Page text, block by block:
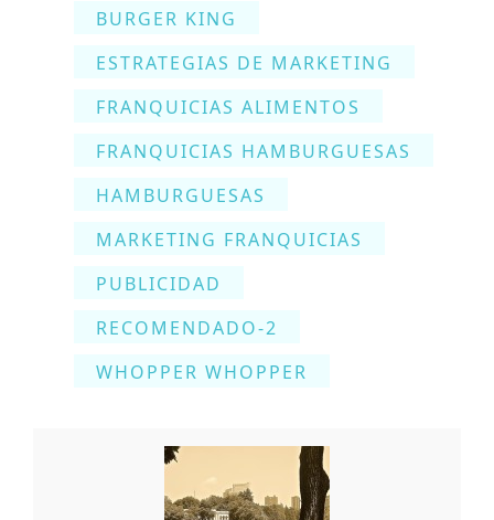
BURGER KING
ESTRATEGIAS DE MARKETING
FRANQUICIAS ALIMENTOS
FRANQUICIAS HAMBURGUESAS
HAMBURGUESAS
MARKETING FRANQUICIAS
PUBLICIDAD
RECOMENDADO-2
WHOPPER WHOPPER